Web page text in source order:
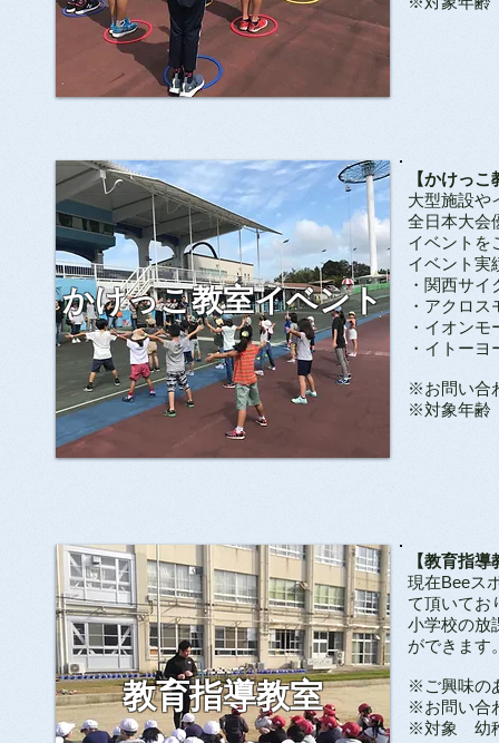
​かけっこ教室イベント
【かけっ
大型施設や
全日本大会
イベントを
イベント実
・関西サ
・アクロ
・イオンモ
・イトー
​※お問い合
​※対象年齢
教育指導教室
【教育指導
現在Beeス
て頂いてお
小学校の放
ができます
※ご興味の
​※お問い合
​※対象 幼